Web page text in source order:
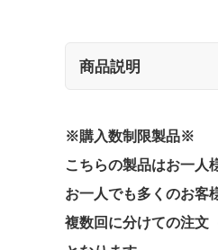
商品説明
※購入数制限製品※
こちらの製品はお一人
お一人でも多くのお客
複数回に分けての注文